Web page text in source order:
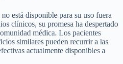
está disponible para su uso fuera
clínicos, su promesa ha despertado
médica. Los pacientes
similares pueden recurrir a las
actualmente disponibles a